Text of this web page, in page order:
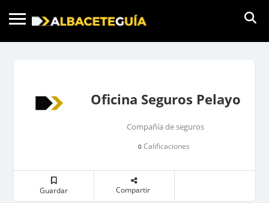
Oficina Seguros Pelayo
Compañía de seguros
0Calificaciones
Guardar Compartir